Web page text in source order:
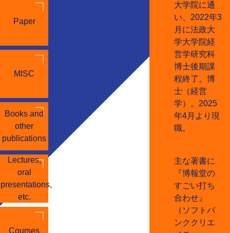
Paper
MISC
Books and
other
publications
Lectures,
oral
presentations,
etc.
Courses
大学院に通
い、2022年3
月に法政大
学大学院経
営学研究科
博士後期課
程終了。博
士（経営
学）。2025
年4月より現
職。
主な著書に
『博報堂の
すごい打ち
合わせ』
（ソフトバ
ンククリエ